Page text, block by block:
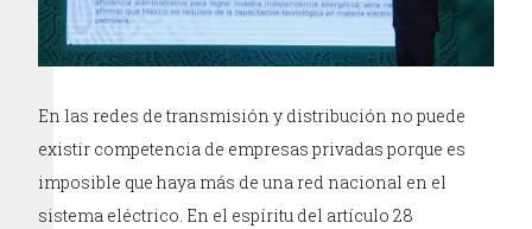
En las redes de transmisión y distribución no puede
existir competencia de empresas privadas porque es
imposible que haya más de una red nacional en el
sistema eléctrico. En el espíritu del artículo 28